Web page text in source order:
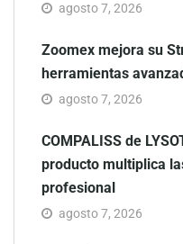
agosto 7, 2026
Zoomex mejora su
herramientas
agosto 7, 2026
COMPALISS de
producto multiplica
profesional
agosto 7, 2026